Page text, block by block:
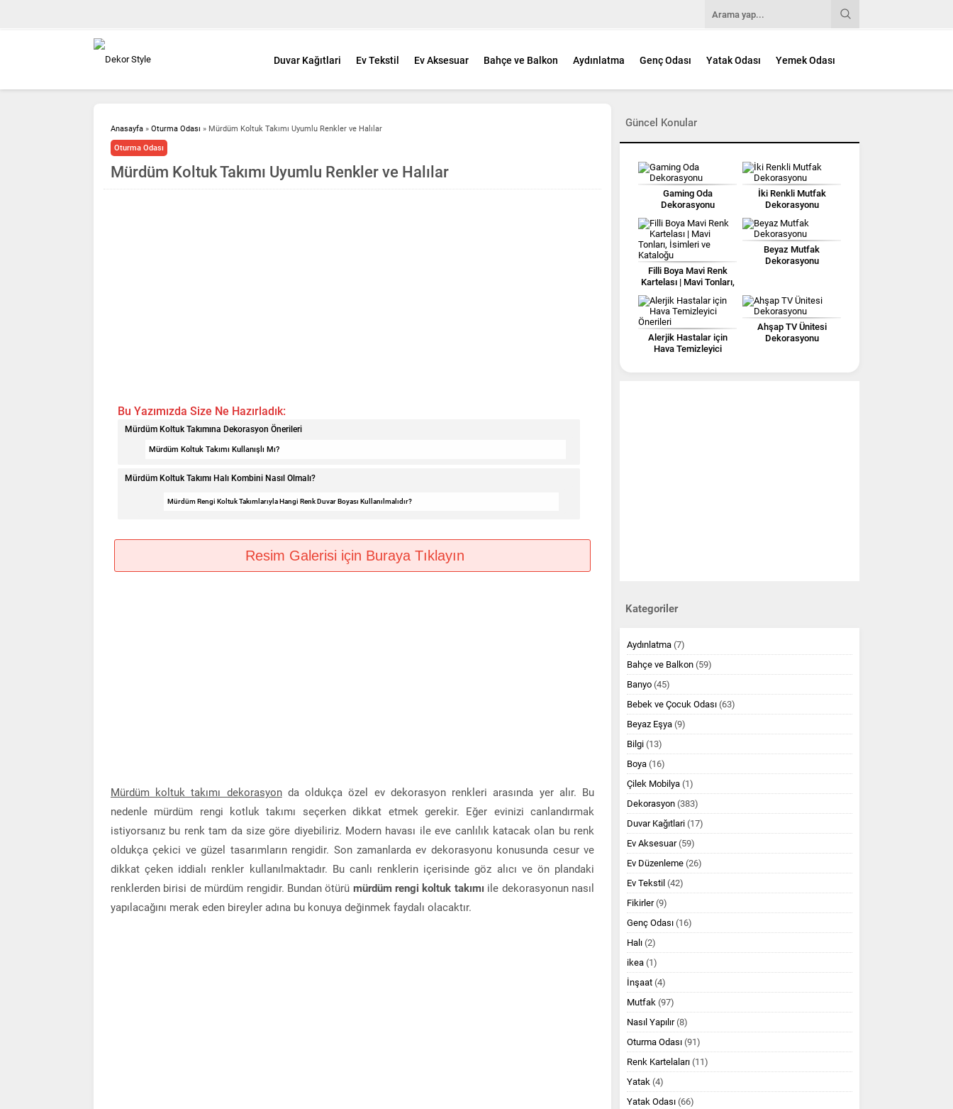
Duvar Kağıtlari Ev Tekstil Ev Aksesuar Bahçe ve Balkon Aydınlatma Genç Odası Yatak Odası Yemek Odası
Anasayfa » Oturma Odası » Mürdüm Koltuk Takımı Uyumlu Renkler ve Halılar
Oturma Odası
Mürdüm Koltuk Takımı Uyumlu Renkler ve Halılar
Bu Yazımızda Size Ne Hazırladık:
Mürdüm Koltuk Takımına Dekorasyon Önerileri
Mürdüm Koltuk Takımı Kullanışlı Mı?
Mürdüm Koltuk Takımı Halı Kombini Nasıl Olmalı?
Mürdüm Rengi Koltuk Takımlarıyla Hangi Renk Duvar Boyası Kullanılmalıdır?
Resim Galerisi için Buraya Tıklayın
Mürdüm koltuk takımı dekorasyonda oldukça özel ev dekorasyon renkleri arasında yer alır. Bu
nedenle mürdüm rengi kotluk takımı seçerken dikkat etmek gerekir. Eğer evinizi canlandırmak
istiyorsanız bu renk tam da size göre diyebiliriz. Modern havası ile eve canlılık katacak olan bu renk
oldukça çekici ve güzel tasarımların rengidir. Son zamanlarda ev dekorasyonu konusunda cesur ve
dikkat çeken iddialı renkler kullanılmaktadır. Bu canlı renklerin içerisinde göz alıcı ve ön plandaki
renklerden birisi de mürdüm rengidir. Bundan ötürü mürdüm rengi koltuk takımı ile dekorasyonun nasıl
yapılacağını merak eden bireyler adına bu konuya değinmek faydalı olacaktır.
Güncel Konular
Gaming Oda
Dekorasyonu
İki Renkli Mutfak
Dekorasyonu
Filli Boya Mavi Renk
Kartelası | Mavi Tonları,
Beyaz Mutfak
Dekorasyonu
Alerjik Hastalar için
Hava Temizleyici
Ahşap TV Ünitesi
Dekorasyonu
Kategoriler
Aydınlatma (7)
Bahçe ve Balkon (59)
Banyo (45)
Bebek ve Çocuk Odası (63)
Beyaz Eşya (9)
Bilgi (13)
Boya (16)
Çilek Mobilya (1)
Dekorasyon (383)
Duvar Kağıtlari (17)
Ev Aksesuar(59)
Ev Düzenleme (26)
Ev Tekstil (42)
Fikirler(9)
Genç Odası (16)
Halı (2)
ikea (1)
İnşaat (4)
Mutfak (97)
Nasıl Yapılır(8)
Oturma Odası (91)
Renk Kartelaları (11)
Yatak (4)
Yatak Odası (66)